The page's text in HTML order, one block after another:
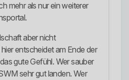
mehr als nur ein weiterer
aber nicht
entscheidet am Ende der
gute Gefühl. Wer sauber
sehr gut landen. Wer